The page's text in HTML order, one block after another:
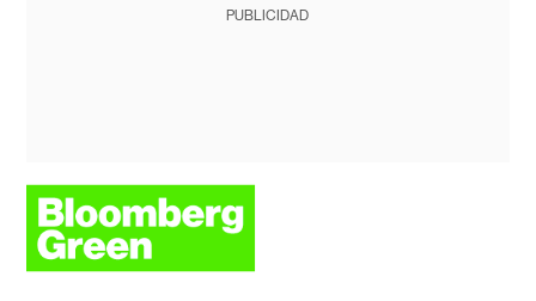
PUBLICIDAD